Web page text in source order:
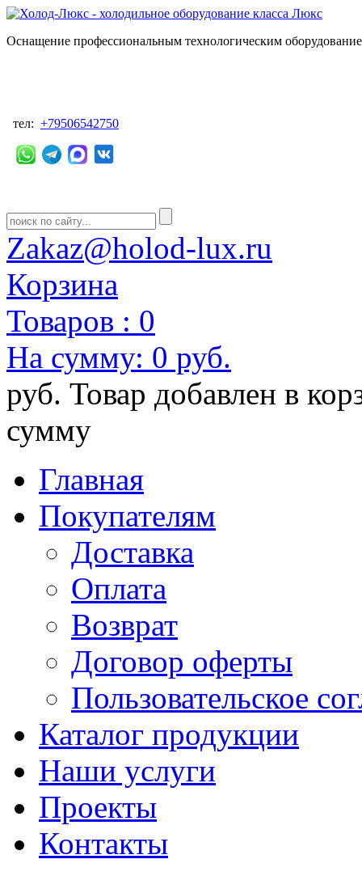
Оснащение профессиональным технологическим
тел: +79506542750
Zakaz@holod-lux.ru
Корзина
Товаров : 0
На сумму: 0 руб.
руб. Товар добавлен в
сумму
Главная
Покупателям
Доставка
Оплата
Возврат
Договор оферты
Пользовательское
Каталог продукции
Наши услуги
Проекты
Контакты